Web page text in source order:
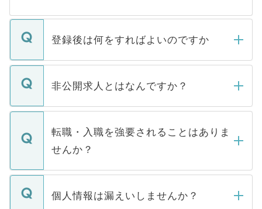
登録後は何をすればよいのですか
ご登録いただきましたら、弊社担当者がご
登録内容を確認し、その後メールもしくは
ます。通常、5営業日以内にはご連絡をせて
いただきますので、しばらくお待ちくださ
非公開求人とはなんですか？
マイナビDOCTORで取り扱っている求人の
うち約3割は、Webサイトからご覧いただ
けない「非公開求人」です。非公開求人は
下記の理由によって、一般には公開してい
ません。
■応募殺到を避けるため 人気のある医療機
転職・入職を強要されることはありま
せんか？
転職・入職を強要することは一切ありませ
ん。また、仮に応募先から内定をいただい
個人情報は漏えいしませんか？